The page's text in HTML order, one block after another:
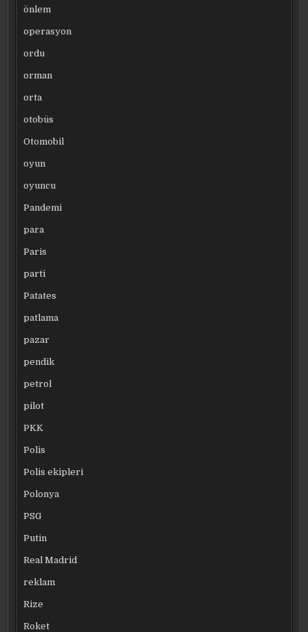
önlem
operasyon
ordu
orman
orta
otobüs
Otomobil
oyun
oyuncu
Pandemi
para
Paris
parti
Patates
patlama
pazar
pendik
petrol
pilot
PKK
Polis
Polis ekipleri
Polonya
PSG
Putin
Real Madrid
reklam
Rize
Roket